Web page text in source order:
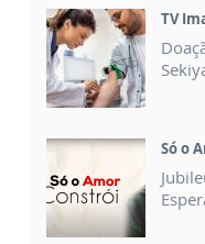
TV
Só o